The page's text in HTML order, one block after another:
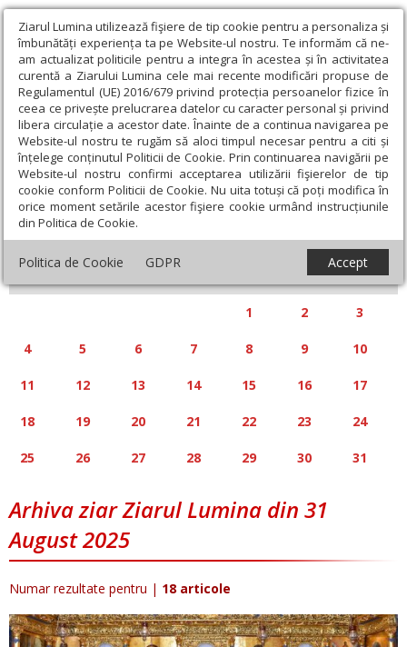
Ziarul Lumina utilizează fişiere de tip cookie pentru a personaliza și
îmbunătăți experiența ta pe Website-ul nostru. Te informăm că ne-
am actualizat politicile pentru a integra în acestea și în activitatea
curentă a Ziarului Lumina cele mai recente modificări propuse de
Regulamentul (UE) 2016/679 privind protecția persoanelor fizice în
ceea ce privește prelucrarea datelor cu caracter personal și privind
libera circulație a acestor date. Înainte de a continua navigarea pe
Website-ul nostru te rugăm să aloci timpul necesar pentru a citi și
înțelege conținutul Politicii de Cookie. Prin continuarea navigării pe
Website-ul nostru confirmi acceptarea utilizării fişierelor de tip
cookie conform Politicii de Cookie. Nu uita totuși că poți modifica în
orice moment setările acestor fişiere cookie urmând instrucțiunile
din Politica de Cookie.
Politica de Cookie GDPR Accept
Calendar articole
« »
AUGUST 2025
S D
1 2 3
4 5 6 7 8 9 10
11 12 13 14 15 16 17
18 19 20 21 22 23 24
25 26 27 28 29 30 31
Arhiva ziar Ziarul Lumina din 31
August 2025
Numar rezultate pentru | 18 articole